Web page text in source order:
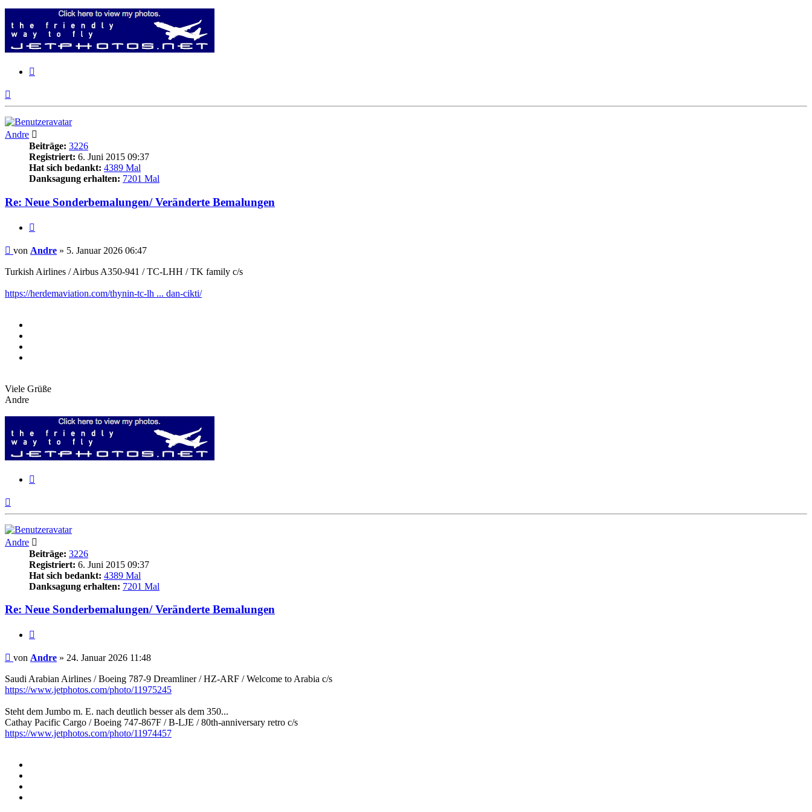
Andre
Beiträge: 3226
Registriert: 6. Juni 2015 09:37
Hat sich bedankt: 4389 Mal
Danksagung erhalten: 7201 Mal
Re: Neue Sonderbemalungen/ Veränderte Bemalungen
Beitrag
von Andre » 5. Januar 2026 06:47
Turkish Airlines / Airbus A350-941 / TC-LHH / TK family c/s
https://herdemaviation.com/thynin-tc-lh ... dan-cikti/
Viele Grüße
Andre
Andre
Beiträge: 3226
Registriert: 6. Juni 2015 09:37
Hat sich bedankt: 4389 Mal
Danksagung erhalten: 7201 Mal
Re: Neue Sonderbemalungen/ Veränderte Bemalungen
Beitrag
von Andre » 24. Januar 2026 11:48
Saudi Arabian Airlines / Boeing 787-9 Dreamliner / HZ-ARF / Welcome to Arabia c/s
https://www.jetphotos.com/photo/11975245
Steht dem Jumbo m. E. nach deutlich besser als dem 350...
Cathay Pacific Cargo / Boeing 747-867F / B-LJE / 80th-anniversary retro c/s
https://www.jetphotos.com/photo/11974457